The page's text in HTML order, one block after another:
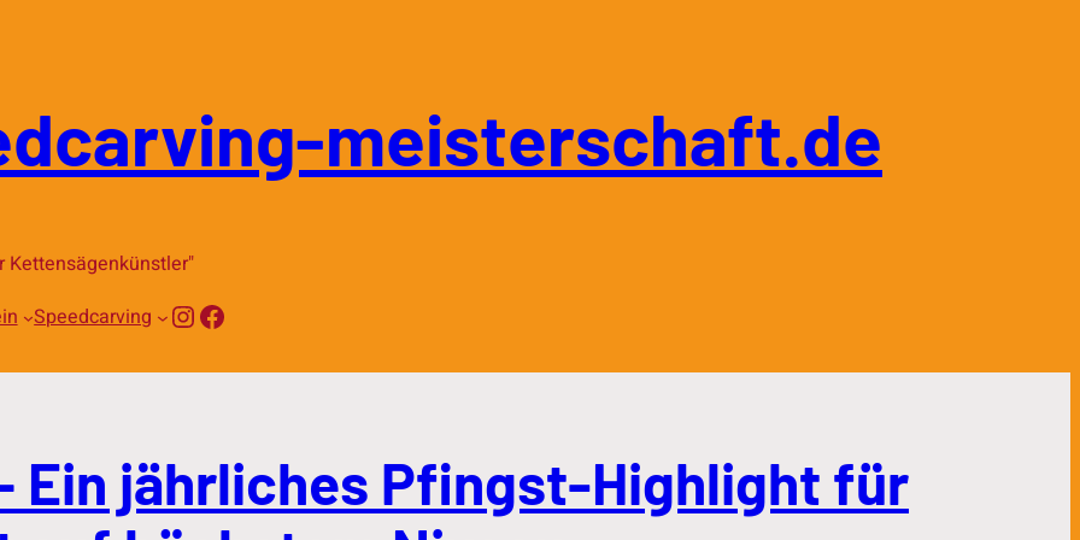
meisterschaft.de
Kettensägenkünstler"
Speedcarving Instagram
Facebook
Ein jährliches Pfingst-Highlight für